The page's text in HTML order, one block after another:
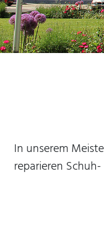
In unserem
reparieren
Cookie
Laufzeit:
1 Jahr
Anbieter:
Stiftung